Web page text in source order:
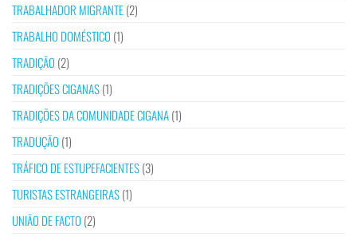
TRABALHADOR MIGRANTE(2)
TRABALHO DOMÉSTICO (1)
TRADIÇÃO (2)
TRADIÇÕES CIGANAS(1)
TRADIÇÕES DA COMUNIDADE CIGANA(1)
TRADUÇÃO (1)
TRÁFICO DE ESTUPEFACIENTES(3)
TURISTAS ESTRANGEIRAS(1)
UNIÃO DE FACTO (2)